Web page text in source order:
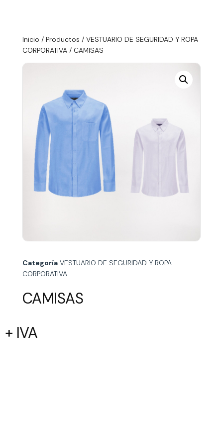
Inicio / Productos / VESTUARIO DE SEGURIDAD Y ROPA
CORPORATIVA/ CAMISAS
Categoría VESTUARIO DE SEGURIDAD Y ROPA
CORPORATIVA
CAMISAS
+ IVA